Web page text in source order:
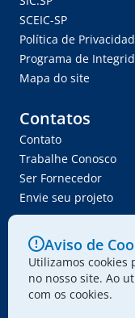
SCEIC-SP
Política de
Programa de
Mapa do site
Contatos
Contato
Trabalhe Conosco
Ser Fornecedor
Envie seu projeto
© 2024 -
Aviso de
Utilizamos cookies
no nosso site. Ao
com os cookies.